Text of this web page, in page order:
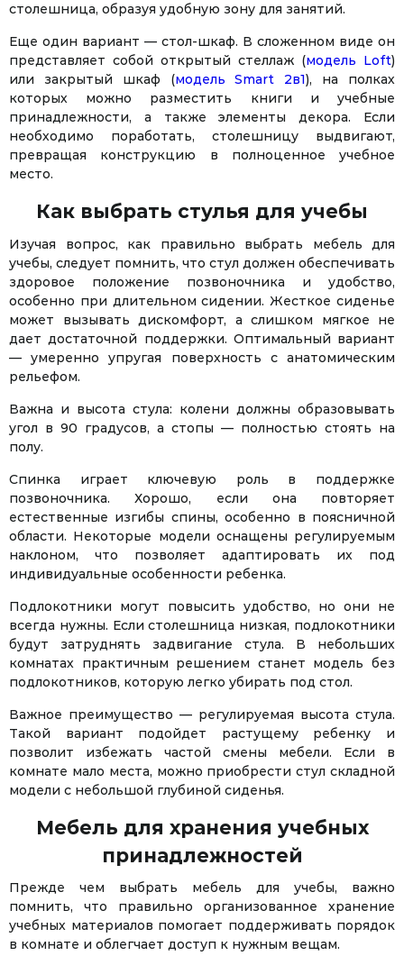
столешница, образуя удобную зону для занятий.
Еще один вариант — стол-шкаф. В сложенном виде он
представляет собой открытый стеллаж (модель Loft)
или закрытый шкаф (модель Smart 2в1), на полках
которых можно разместить книги и учебные
принадлежности, а также элементы декора. Если
необходимо поработать, столешницу выдвигают,
превращая конструкцию в полноценное учебное
место.
Как выбрать стулья для учебы
Изучая вопрос, как правильно выбрать мебель для
учебы, следует помнить, что стул должен обеспечивать
здоровое положение позвоночника и удобство,
особенно при длительном сидении. Жесткое сиденье
может вызывать дискомфорт, а слишком мягкое не
дает достаточной поддержки. Оптимальный вариант
— умеренно упругая поверхность с анатомическим
рельефом.
Важна и высота стула: колени должны образовывать
угол в 90 градусов, а стопы — полностью стоять на
полу.
Спинка играет ключевую роль в поддержке
позвоночника. Хорошо, если она повторяет
естественные изгибы спины, особенно в поясничной
области. Некоторые модели оснащены регулируемым
наклоном, что позволяет адаптировать их под
индивидуальные особенности ребенка.
Подлокотники могут повысить удобство, но они не
всегда нужны. Если столешница низкая, подлокотники
будут затруднять задвигание стула. В небольших
комнатах практичным решением станет модель без
подлокотников, которую легко убирать под стол.
Важное преимущество — регулируемая высота стула.
Такой вариант подойдет растущему ребенку и
позволит избежать частой смены мебели. Если в
комнате мало места, можно приобрести стул складной
модели с небольшой глубиной сиденья.
Мебель для хранения учебных
принадлежностей
Прежде чем выбрать мебель для учебы, важно
помнить, что правильно организованное хранение
учебных материалов помогает поддерживать порядок
в комнате и облегчает доступ к нужным вещам.
Facebook
TwitterWhatsApp
ViberTelegram